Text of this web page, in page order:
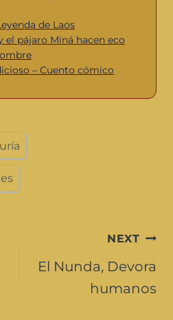
de Laos
el pájaro Miná hacen eco
– Cuento cómico
NEXT
El Nunda, Devora
humanos